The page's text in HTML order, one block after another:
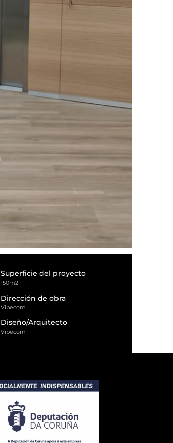
Superficie del proyecto
150m2
Dirección de obra
Vipecom
Diseño/Arquitecto
Vipecom